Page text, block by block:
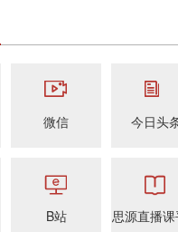
微信 今日头
B站 思源直播